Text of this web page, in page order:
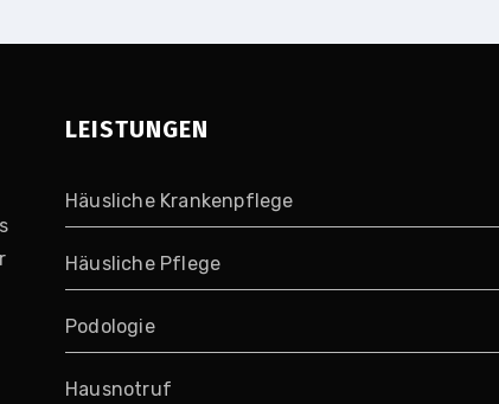
LEISTUNGEN
Häusliche Krankenpflege
Häusliche Pflege
Podologie
Hausnotruf